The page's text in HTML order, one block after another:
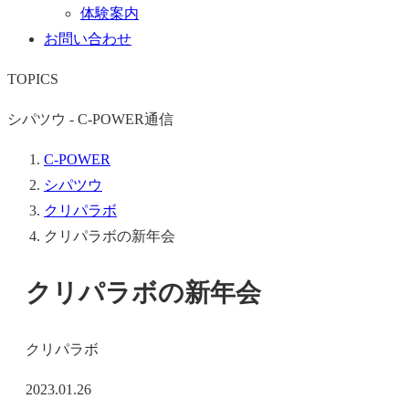
体験案内
お問い合わせ
TOPICS
シパツウ - C-POWER通信
C-POWER
シパツウ
クリパラボ
クリパラボの新年会
クリパラボの新年会
クリパラボ
2023.01.26